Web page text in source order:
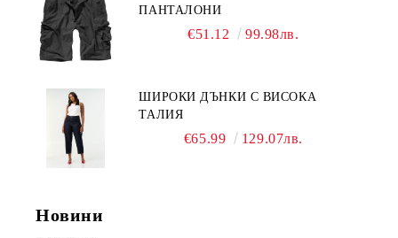
ПАНТАЛОНИ
€51.12 99.98лв.
ШИРОКИ ДЪНКИ С ВИСОКА
ТАЛИЯ
€65.99 129.07лв.
Новини